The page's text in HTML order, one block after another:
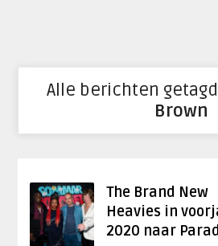
Alle berichten
Brown
The Brand New
Heavies in
2020 naar